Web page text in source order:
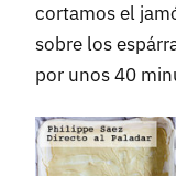
cortamos el
sobre los
por unos 40